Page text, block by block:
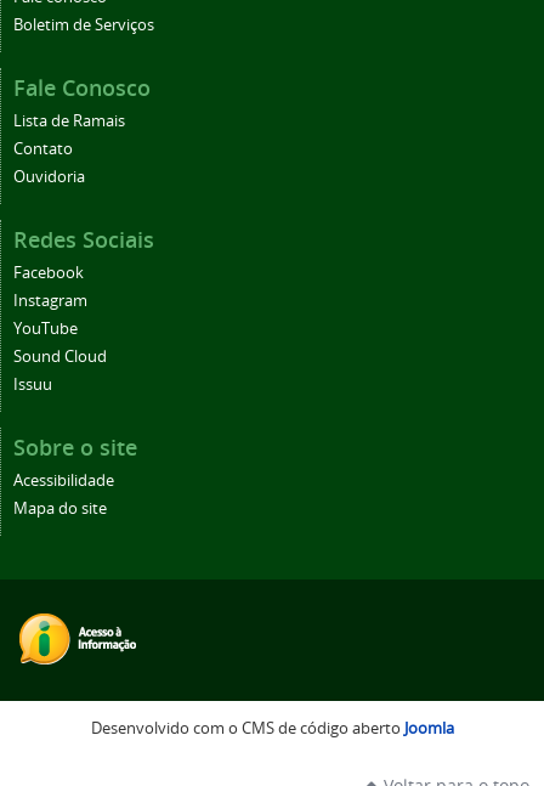
Boletim de Serviços
Fale Conosco
Lista de Ramais
Contato
Ouvidoria
Redes Sociais
Facebook
Instagram
YouTube
Sound Cloud
Issuu
Sobre o site
Acessibilidade
Mapa do site
Desenvolvido com o CMS de código aberto Joomla